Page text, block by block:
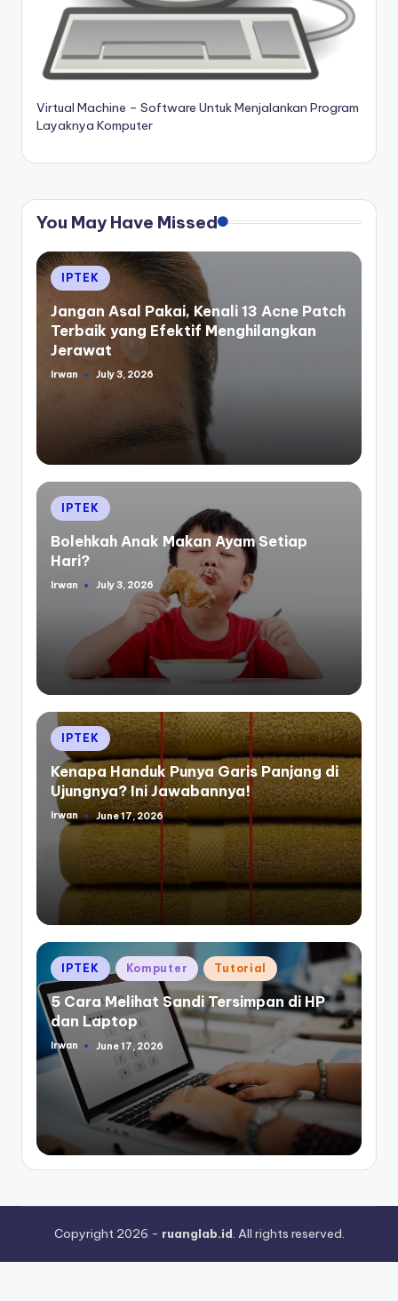
Virtual Machine – Software Untuk Menjalankan Program
Layaknya Komputer
You May Have Missed
Posted
in
IPTEK
Jangan Asal Pakai, Kenali 13 Acne Patch
Terbaik yang Efektif Menghilangkan
Jerawat
Posted
Irwan July 3, 2026
Posted
in
IPTEK
Bolehkah Anak Makan Ayam Setiap
Hari?
Posted
Irwan July 3, 2026
Posted
in
IPTEK
Kenapa Handuk Punya Garis Panjang di
Ujungnya? Ini Jawabannya!
Posted
by
Irwan June 17, 2026
Posted
in
IPTEK Komputer Tutorial
5 Cara Melihat Sandi Tersimpan di HP
dan Laptop
Posted
by
Irwan June 17, 2026
Copyright 2026 - ruanglab.id. All rights reserved.